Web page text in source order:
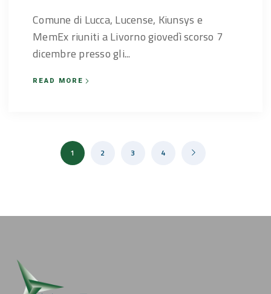
Comune di Lucca, Lucense, Kiunsys e
MemEx riuniti a Livorno giovedì scorso 7
dicembre presso gli...
READ MORE
1 2 3 4